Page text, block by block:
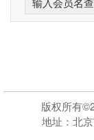
版权所有
地址：北